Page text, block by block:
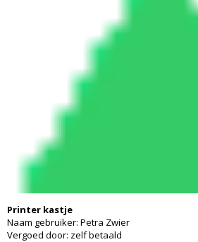
Printer kastje
Naam gebruiker: Petra Zwier
Vergoed door: zelf betaald